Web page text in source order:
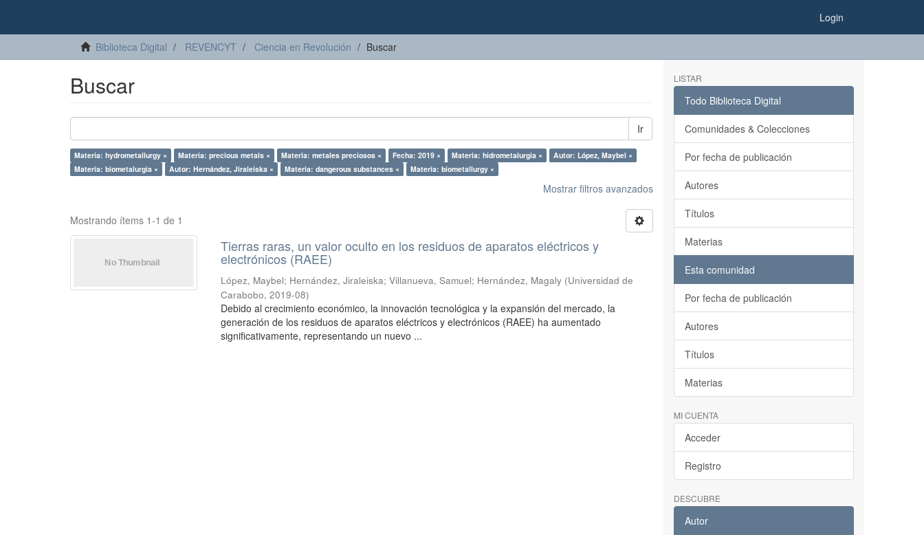
Login
Biblioteca Digital REVENCYT Ciencia en Revolución Buscar
Buscar
Ir
Materia: hydrometallurgy × Materia: precious metals × Materia: metales preciosos × Fecha: 2019 × Materia: hidrometalurgia ×
Autor: López, Maybel ×
Materia: biometalurgia ×
Autor: Hernández, Jiraleiska × Materia: dangerous substances × Materia: biometallurgy ×
Mostrar filtros avanzados
Mostrando ítems 1-1 de 1
Tierras raras, un valor oculto en los residuos de aparatos eléctricos y
electrónicos (RAEE)
López, Maybel; Hernández, Jiraleiska;Villanueva, Samuel; Hernández, Magaly (Universidad de
Carabobo,2019-08)
Debido al crecimiento económico, la innovación tecnológica y la expansión del mercado, la
generación de los residuos de aparatos eléctricos y electrónicos (RAEE) ha aumentado
significativamente, representando un nuevo ...
LISTAR
Todo Biblioteca Digital
Comunidades & Colecciones
Por fecha de publicación
Autores
Títulos
Materias
Esta comunidad
Por fecha de publicación
Autores
Títulos
Materias
MI CUENTA
Acceder
Registro
DESCUBRE
Autor